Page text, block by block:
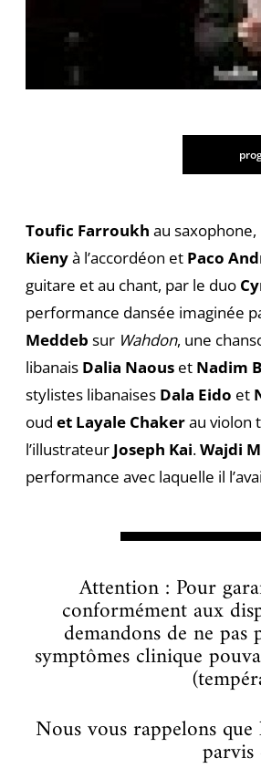
Toufic Farroukh au saxophone,
Kienyà l’accordéon et Paco
guitare et au chant, par le duo
performance dansée imaginée
Meddeb sur Wahdon, une
libanais Dalia Naous et Nadim
stylistes libanaises Dala Eido et
oud et Layale Chakerau violon
l’illustrateur Joseph Kai.Wajdi
performance avec laquelle il
Attention : Pour
conformément aux
demandons de ne
symptômes clinique
Nous vous rappelons